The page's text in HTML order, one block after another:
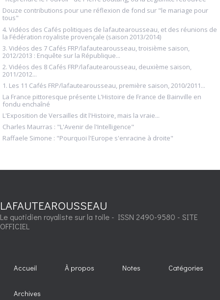
Douze contributions pour une réflexion de fond sur "le mariage pour
tous"
4. Vidéos des Cafés politiques de lafautearousseau, et des réunions de
la Fédération royaliste provençale (saison 2013/2014)
3. Vidéos des 7 Cafés FRP/lafautearousseau, troisième saison,
2012/2013 : Enquête sur la République...
2. Vidéos des 8 Cafés FRP/lafautearousseau, deuxième saison,
2011/2012...
1. Les 11 Cafés FRP/lafautearousseau, première saison, 2010/2011...
La France pittoresque présente L'Histoire de France de Bainville en
fondu enchaîné
L'Exposition de Versailles dit l'Histoire, mais la vraie...
Charles Maurras : "L'Avenir de l'Intelligence"
Raffaele Simone : "Pourquoi l'Europe s'enracine à droite"
LAFAUTEAROUSSEAU
Le quotidien royaliste sur la toile - ISSN 2490-9580 - SITE
OFFICIEL
Accueil À propos Notes Catégories
Archives